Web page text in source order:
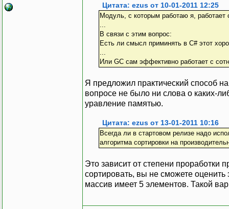
Цитата: ezus от 10-01-2011 12:25
Модуль, с которым работаю я, работает
В связи с этим вопрос:
Есть ли смысл приминять в С# этот
Или GC сам эффективно работает с
Я предложил практический способ
вопросе не было ни слова о каких-
уравление памятью.
Цитата: ezus от 13-01-2011 10:16
Всегда ли в стартовом релизе надо
алгоритма сортировки на
Это зависит от степени проработки
сортировать, вы не сможете оценить
массив имеет 5 элементов. Такой